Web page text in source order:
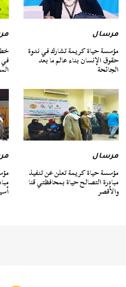
مرسال
مؤسسة حياة كريمة تشارك في ندوة
حقوق الإنسان بناء عالم ما بعد
الجائحة
مرسال
مؤسسة حياة كريمة تعلن عن تنفيذ
مبادرة التصالح حياة بمحافظتي قنا
والأقصر